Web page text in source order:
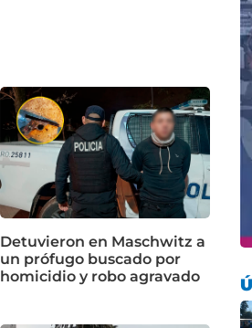
Detuvieron en Maschwitz a
un prófugo buscado por
homicidio y robo agravado